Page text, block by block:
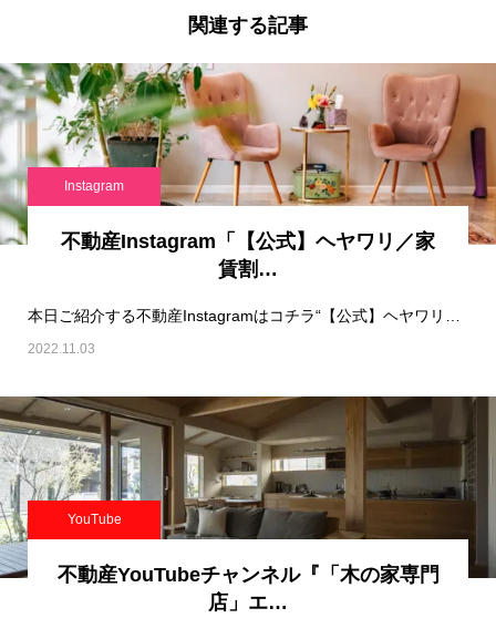
関連する記事
Instagram
不動産Instagram「【公式】ヘヤワリ／家
賃割…
2022.11.03
YouTube
不動産YouTubeチャンネル『「木の家専門
店」エ…